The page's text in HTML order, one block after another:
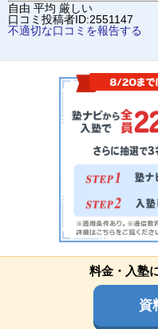
自由 平均 厳しい
口コミ投稿者ID:2551147
不適切な口コミを報告する
料金・入塾
資